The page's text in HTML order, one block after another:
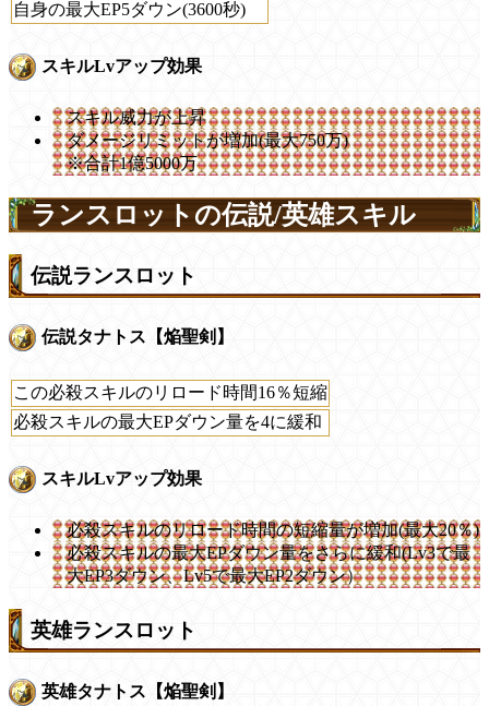
自身の最大EP5ダウン(3600秒)
スキルLvアップ効果
スキル威力が上昇
ダメージリミットが増加(最大750万)
※合計1億5000万
ランスロットの伝説/英雄スキル
伝説ランスロット
伝説タナトス【焔聖剣】
この必殺スキルのリロード時間16％短縮
必殺スキルの最大EPダウン量を4に緩和
スキルLvアップ効果
必殺スキルのリロード時間の短縮量が増加(最大20％)
必殺スキルの最大EPダウン量をさらに緩和(Lv3で最
大EP3ダウン、Lv5で最大EP2ダウン）
英雄ランスロット
英雄タナトス【焔聖剣】